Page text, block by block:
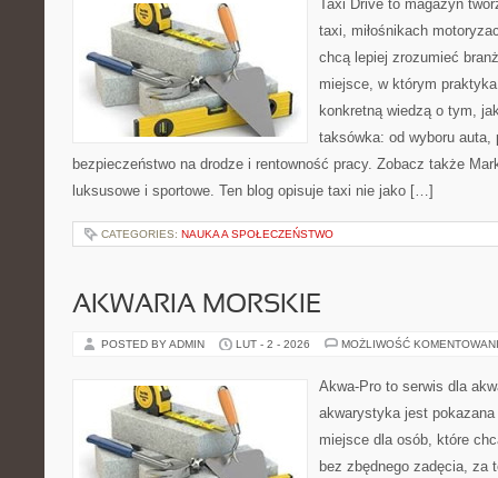
Taxi Drive to magazyn
taxi, miłośnikach
chcą lepiej zrozumieć
miejsce, w którym
konkretną wiedzą o tym,
taksówka: od wyboru auta,
bezpieczeństwo na drodze i rentowność pracy. Zobacz także
luksusowe i sportowe. Ten blog opisuje taxi nie jako […]
CATEGORIES: NAUKA A SPOŁECZEŃSTWO
AKWARIA MORSKIE
POSTED BY ADMIN LUT - 2 - 2026 MOŻLIWOŚĆ
Akwa-Pro to serwis dla
akwarystyka jest
miejsce dla osób, które
bez zbędnego zadęcia, za